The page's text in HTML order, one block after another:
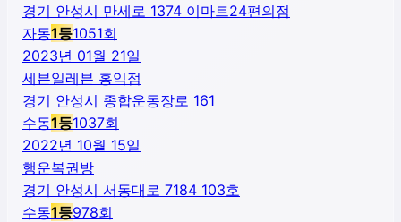
경기 안성시 만세로 1374 이마트24편의점
자동1등1051회
2023년 01월 21일
세븐일레븐 홍익점
경기 안성시 종합운동장로 161
수동1등1037회
2022년 10월 15일
행운복권방
경기 안성시 서동대로 7184 103호
수동1등978회